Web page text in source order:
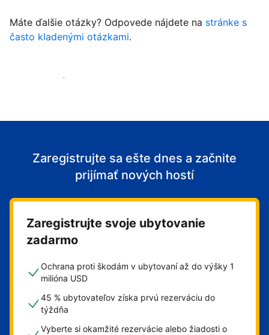
Máte ďalšie otázky? Odpovede nájdete na stránke s
často kladenými otázkami.
Začať prijímať hostí
Zaregistrujte sa ešte dnes a začnite
prijímať nových hostí
Zaregistrujte svoje ubytovanie
zadarmo
Ochrana proti škodám v ubytovaní až do výšky 1
milióna USD
45 % ubytovateľov získa prvú rezerváciu do
týždňa
Vyberte si okamžité rezervácie alebo žiadosti o